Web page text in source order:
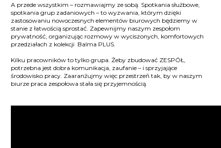
A przede wszystkim – rozmawiajmy ze sobą. Spotkania służbowe,
spotkania grup zadaniowych – to wyzwania, którym dzięki
zastosowaniu nowoczesnych elementów biurowych będziemy w
stanie z łatwością sprostać. Zapewnijmy naszym zespołom
prywatność, organizując rozmowy w wyciszonych, komfortowych
przedziałach z kolekcji Balma PLUS.
Kilku pracowników to tylko grupa. Żeby zbudować ZESPÓŁ,
potrzebna jest dobra komunikacja, zaufanie – i sprzyjające
środowisko pracy. Zaaranżujmy więc przestrzeń tak, by w naszym
biurze praca zespołowa stała się przyjemnością.